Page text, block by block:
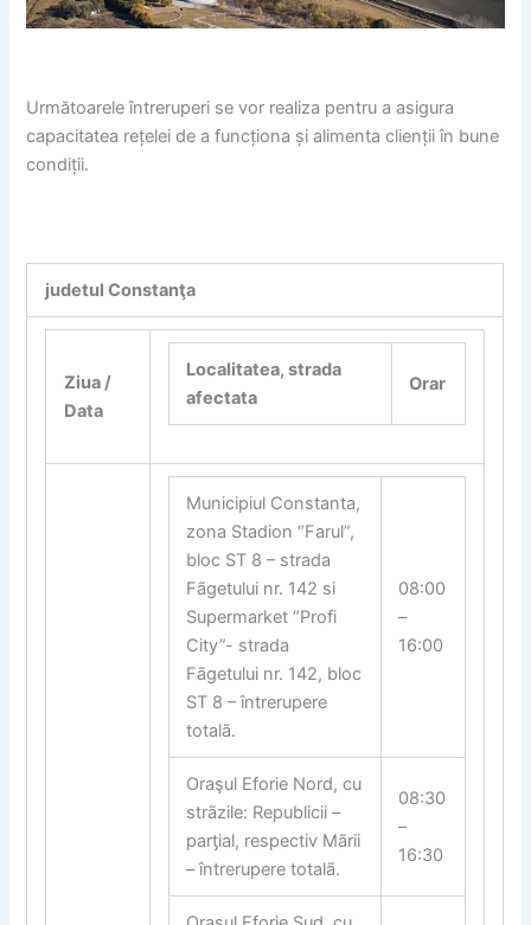
Următoarele întreruperi se vor realiza pentru a asigura
capacitatea rețelei de a funcționa și alimenta clienții în bune
condiții.
judetul Constanţa
Ziua /
Data
Localitatea, strada
afectata
Orar
Municipiul Constanta,
zona Stadion “Farul”,
bloc ST 8 – strada
Fãgetului nr. 142 si
Supermarket “Profi
City”- strada
Fãgetului nr. 142, bloc
ST 8 – întrerupere
totalã.
08:00
–
16:00
Oraşul Eforie Nord, cu
strãzile: Republicii –
parƫial, respectiv Mãrii
– întrerupere totalã.
08:30
–
16:30